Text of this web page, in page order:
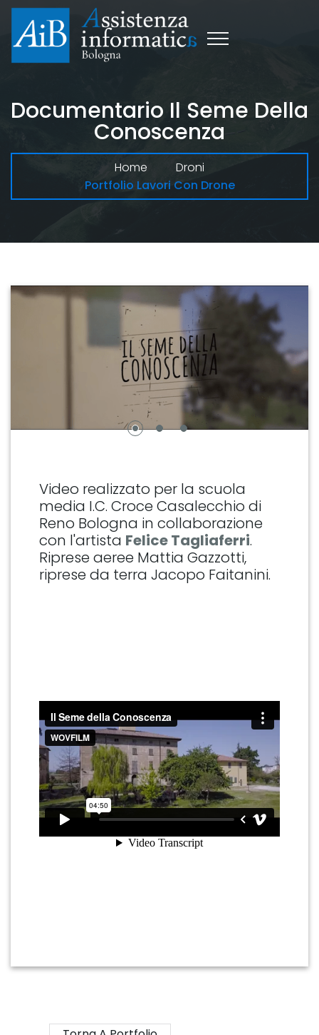
Documentario Il Seme Della
Conoscenza
Home
Droni
Portfolio Lavori Con Drone
Video realizzato per la scuola
media I.C. Croce Casalecchio di
Reno Bologna in collaborazione
con l'artista Felice Tagliaferri.
Riprese aeree Mattia Gazzotti,
riprese da terra Jacopo Faitanini.